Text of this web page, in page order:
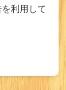
利用して